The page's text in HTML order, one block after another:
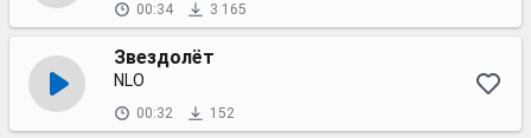
00:34 3 165
Звездолёт
NLO
00:32 152